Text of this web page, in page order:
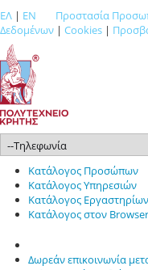
ΕΛ | EN
Προστασία
Δεδομένων | Cookies |
Κατάλογος Προσώπων
Κατάλογος Υπηρεσιών
Κατάλογος Εργαστηρίων
Κατάλογος στον Browser
Δωρεάν επικοινωνία